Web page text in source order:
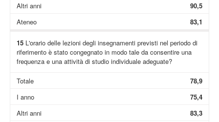
Altri anni
90,5
Ateneo
83,1
15L'orario delle lezioni degli insegnamenti previsti nel periodo di
riferimento è stato congegnato in modo tale da consentire una
frequenza e una attività di studio individuale adeguate?
Totale
78,9
I anno
75,4
Altri anni
83,3